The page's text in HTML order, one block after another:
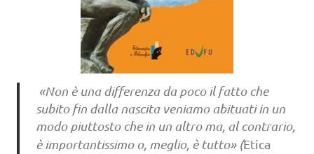
«Non è una differenza da poco il fatto che
subito fin dalla nascita veniamo abituati in un
modo piuttosto che in un altro ma, al contrario,
è importantissimo o, meglio, è tutto» (Etica